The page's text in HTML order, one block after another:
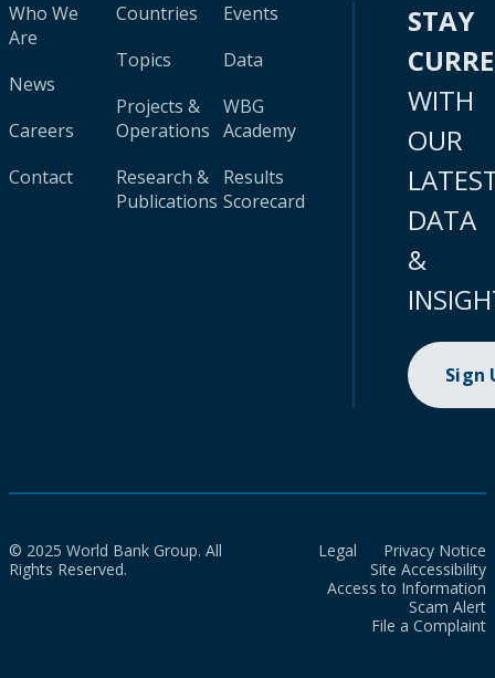
Who We
Are
News
Careers
Contact
Countries
Topics
Projects &
Operations
Research &
Publications
Events
Data
WBG
Academy
Results
Scorecard
STAY
WITH
OUR
DATA
&
Sign
© 2025 World Bank Group. All
Rights Reserved.
Legal
Privacy Notice
Site Accessibility
Access to Information
Scam Alert
File a Complaint